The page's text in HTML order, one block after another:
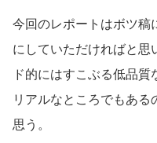
今回のレポートはボツ稿
にしていただければと思
ド的にはすこぶる低品質
リアルなところでもある
思う。